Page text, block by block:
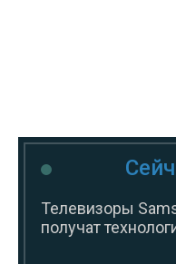
Телевизоры
получат